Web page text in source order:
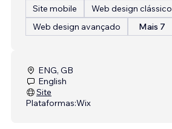
Site mobile
Web design clássico
Web design avançado
Mais 7
ENG, GB
English
Site
Plataformas:Wix